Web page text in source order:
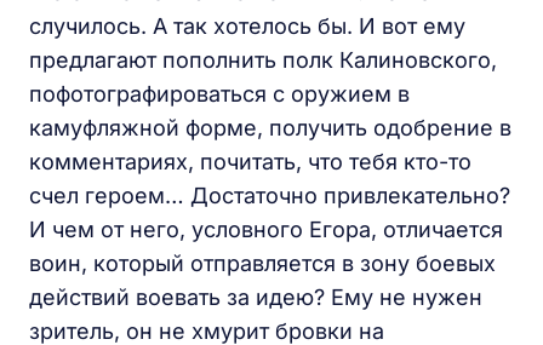
случилось. А так хотелось бы. И вот ему
предлагают пополнить полк Калиновского,
пофотографироваться с оружием в
камуфляжной форме, получить одобрение в
комментариях, почитать, что тебя кто-то
счел героем… Достаточно привлекательно?
И чем от него, условного Егора, отличается
воин, который отправляется в зону боевых
действий воевать за идею? Ему не нужен
зритель, он не хмурит бровки на